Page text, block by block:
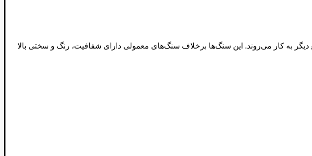
به کار می‌روند. این سنگ‌ها برخلاف سنگ‌های معمولی دارای شفافیت، رنگ و سختی بالا